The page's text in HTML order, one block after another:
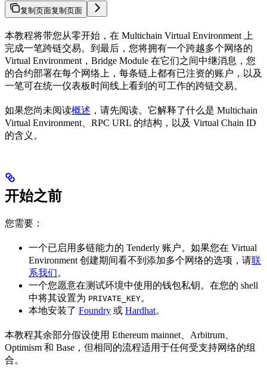
复制页面复制页面
本教程将带您从零开始，在 Multichain Virtual Environment 上
完成一笔跨链交易。到最后，您将拥有一个跨越多个网络的
Virtual Environment，Bridge Module 在它们之间中继消息，您
的合约部署在每个网络上，每条链上都有已注资的账户，以及
一笔可在统一仪表板时间线上看到的可工作的跨链交易。
如果您尚未阅读概述 ，请先阅读。它解释了什么是 Multichain
Virtual Environment、RPC URL 的结构，以及 Virtual Chain ID
的含义。
开始之前
您需要：
一个已启用多链能力的 Tenderly 账户。如果您在 Virtual
Environment 创建期间看不到添加多个网络的选项，请联
系我们。
一个您愿意在测试环境中使用的钱包私钥。在您的 shell
中将其设置为 PRIVATE_KEY。
本地安装了 Foundry 或 Hardhat。
本教程其余部分假设使用 Ethereum mainnet、Arbitrum、
Optimism 和 Base，但相同的流程适用于任何受支持网络的组
合。